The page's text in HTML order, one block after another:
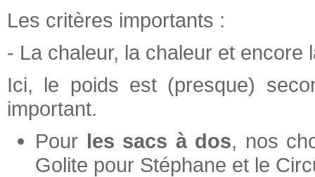
Les critères importants :
- La chaleur, la chaleur et encore
Ici, le poids est (presque)
important.
Pour les sacs à dos, nos
Golite pour Stéphane et le